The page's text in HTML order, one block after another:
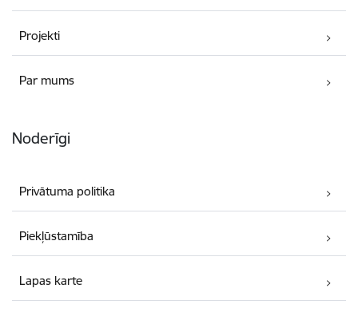
Projekti
Par mums
Noderīgi
Privātuma politika
Piekļūstamība
Lapas karte